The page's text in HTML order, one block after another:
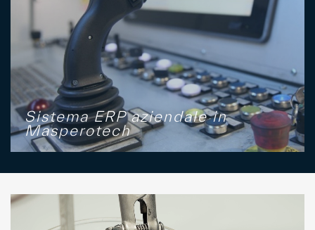
Sistema ERP aziendale in
Masperotech